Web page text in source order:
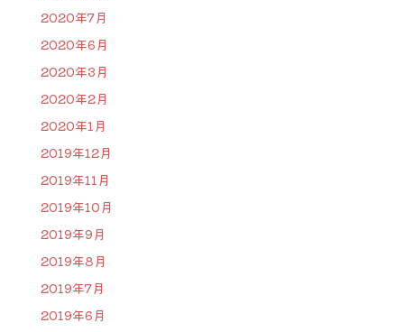
2020年7月
2020年6月
2020年3月
2020年2月
2020年1月
2019年12月
2019年11月
2019年10月
2019年9月
2019年8月
2019年7月
2019年6月